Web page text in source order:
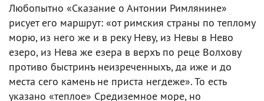
Любопытно «Сказание о Антонии Римлянине»
рисует его маршрут: «от римския страны по теплому
морю, из него же и в реку Неву, из Невы в Нево
езеро, из Нева же езера в верхъ по реце Волхову
противо быстринъ неизреченныхъ, да иже и до
места сего камень не приста негдеже». То есть
указано «теплое» Средиземное море, но